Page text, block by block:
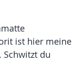
ist hier meine
Schwitzt du